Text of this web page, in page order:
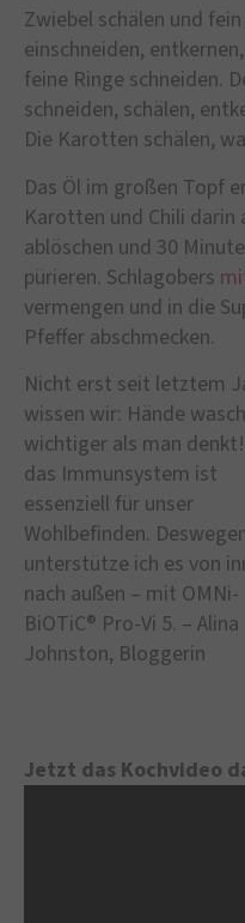
Zwiebel schälen und
einschneiden,
feine Ringe schneiden.
schneiden, schälen,
Die Karotten schälen,
Das Öl im großen Topf
Karotten und Chili darin
ablöschen und 30
pürieren. Schlagobers
vermengen und in die
Pfeffer abschmecken.
Nicht erst seit letztem
wissen wir: Hände
wichtiger als man
das Immunsystem ist
essenziell für unser
Wohlbefinden.
unterstütze ich es von
nach außen – mit OMNi-
BiOTiC® Pro-Vi 5. – Alina
Johnston, Bloggerin
Jetzt das Kochvideo